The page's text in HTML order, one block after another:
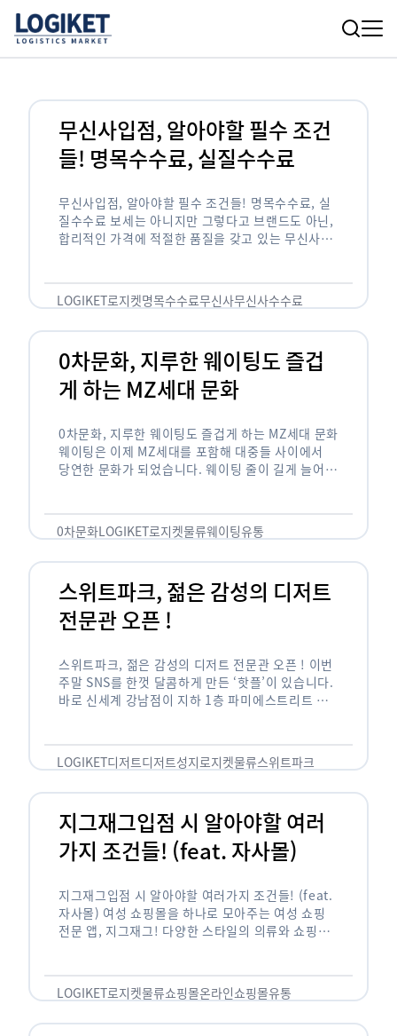
무신사입점, 알아야할 필수 조건
들! 명목수수료, 실질수수료
무신사입점, 알아야할 필수 조건들! 명목수수료, 실
질수수료 보세는 아니지만 그렇다고 브랜드도 아닌,
합리적인 가격에 적절한 품질을 갖고 있는 무신사!
LOGIKET로지켓명목수수료무신사무신사수수료
0차문화, 지루한 웨이팅도 즐겁
게 하는 MZ세대 문화
0차문화, 지루한 웨이팅도 즐겁게 하는 MZ세대 문화
웨이팅은 이제 MZ세대를 포함해 대중들 사이에서
당연한 문화가 되었습니다. 웨이팅 줄이 길게 늘어서
0차문화LOGIKET로지켓물류웨이팅유통
스위트파크, 젊은 감성의 디저트
전문관 오픈 !
스위트파크, 젊은 감성의 디저트 전문관 오픈 ! 이번
주말 SNS를 한껏 달콤하게 만든 ‘핫플’이 있습니다.
바로 신세계 강남점이 지하 1층 파미에스트리트 분
LOGIKET디저트디저트성지로지켓물류스위트파크
지그재그입점 시 알아야할 여러
가지 조건들! (feat. 자사몰)
지그재그입점 시 알아야할 여러가지 조건들! (feat.
자사몰) 여성 쇼핑몰을 하나로 모아주는 여성 쇼핑
전문 앱, 지그재그! 다양한 스타일의 의류와 쇼핑몰
LOGIKET로지켓물류쇼핑몰온라인쇼핑몰유통